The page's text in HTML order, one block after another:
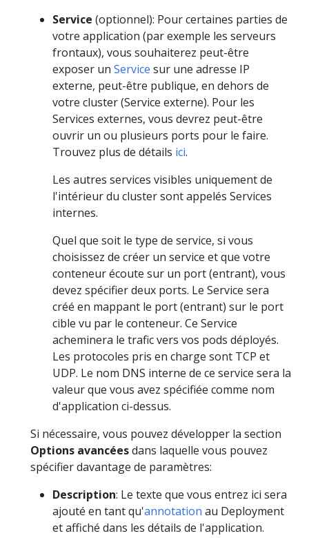
Service (optionnel): Pour certaines parties de
votre application (par exemple les serveurs
frontaux), vous souhaiterez peut-être
exposer un Service sur une adresse IP
externe, peut-être publique, en dehors de
votre cluster (Service externe). Pour les
Services externes, vous devrez peut-être
ouvrir un ou plusieurs ports pour le faire.
Trouvez plus de détails ici.
Les autres services visibles uniquement de
l'intérieur du cluster sont appelés Services
internes.
Quel que soit le type de service, si vous
choisissez de créer un service et que votre
conteneur écoute sur un port (entrant), vous
devez spécifier deux ports. Le Service sera
créé en mappant le port (entrant) sur le port
cible vu par le conteneur. Ce Service
acheminera le trafic vers vos pods déployés.
Les protocoles pris en charge sont TCP et
UDP. Le nom DNS interne de ce service sera la
valeur que vous avez spécifiée comme nom
d'application ci-dessus.
Si nécessaire, vous pouvez développer la section
Options avancéesdans laquelle vous pouvez
spécifier davantage de paramètres:
Description: Le texte que vous entrez ici sera
ajouté en tant qu'annotation au Deployment
et affiché dans les détails de l'application.